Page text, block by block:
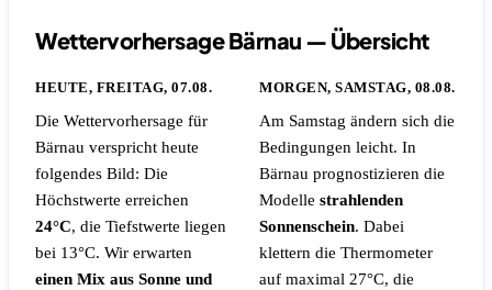
Wettervorhersage Bärnau — Übersicht
HEUTE, FREITAG, 07.08.
Die Wettervorhersage für
Bärnau verspricht heute
folgendes Bild: Die
Höchstwerte erreichen
24°C, die Tiefstwerte liegen
bei 13°C. Wir erwarten
einen Mix aus Sonne und
MORGEN, SAMSTAG, 08.08.
Am Samstag ändern sich die
Bedingungen leicht. In
Bärnau prognostizieren die
Modelle strahlenden
Sonnenschein. Dabei
klettern die Thermometer
auf maximal 27°C, die